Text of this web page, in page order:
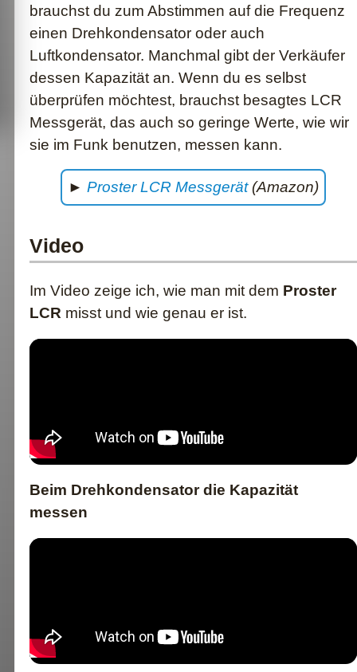
brauchst du zum Abstimmen auf die Frequenz
einen Drehkondensator oder auch
Luftkondensator. Manchmal gibt der Verkäufer
dessen Kapazität an. Wenn du es selbst
überprüfen möchtest, brauchst besagtes LCR
Messgerät, das auch so geringe Werte, wie wir
sie im Funk benutzen, messen kann.
► Proster LCR Messgerät(Amazon)
Video
Im Video zeige ich, wie man mit dem Proster
LCR misst und wie genau er ist.
Beim Drehkondensator die Kapazität
messen